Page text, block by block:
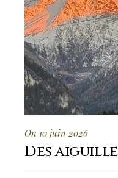
On 10 juin 2026
Des